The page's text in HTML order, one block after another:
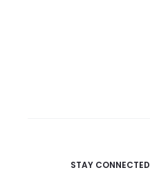
STAY CONNECTED